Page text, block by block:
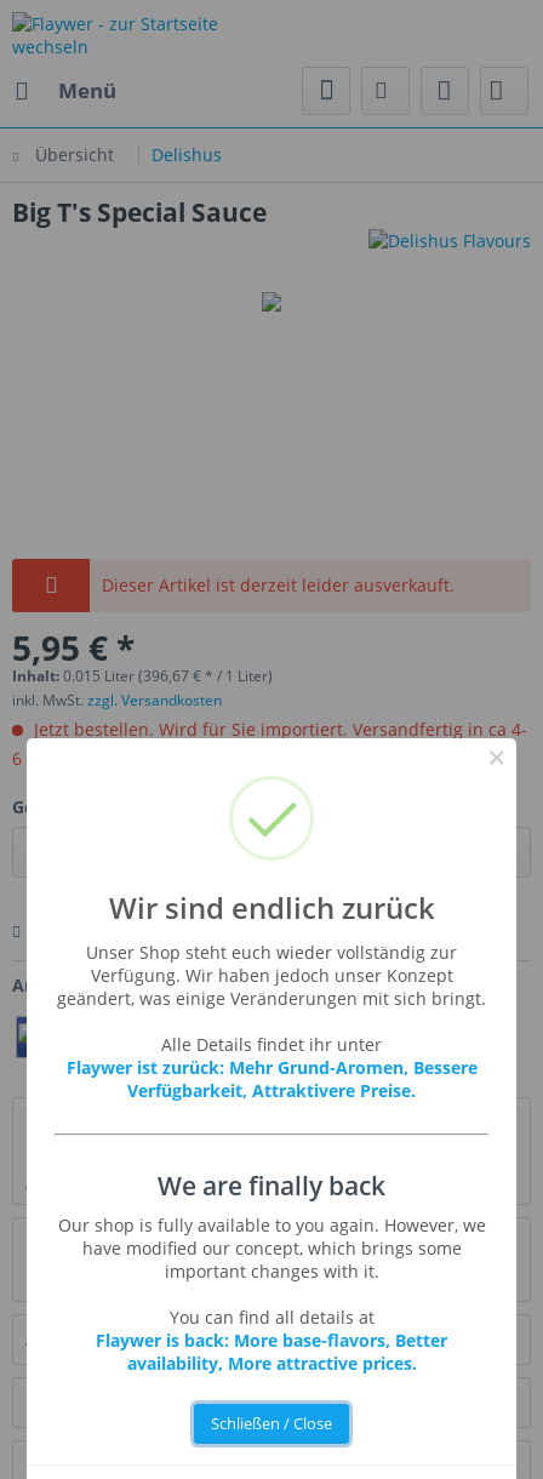
Menü
Übersicht Delishus
Big T's Special Sauce
Dieser Artikel ist derzeit leider ausverkauft.
5,95 € *
Inhalt:0.015 Liter (396,67 € * / 1 Liter)
inkl. MwSt. zzgl. Versandkosten
Jetzt bestellen. Wird für Sie importiert. Versandfertig in ca 4-
6 Wochen.
Gebinde:
Artikel-Nr.: DF-BIGTSPSA
Twittern Pin It
ganzen Tag über Lust auf mehr.mehr
Bewertungen
0
Bewertungen lesen, schreiben und diskutieren...
Ähnliche Artikel
Kunden kauften auch
×
Wir sind endlich zurück
Unser Shop steht euch wieder vollständig zur
Verfügung. Wir haben jedoch unser Konzept
geändert, was einige Veränderungen mit sich bringt.
Alle Details findet ihr unter
Flaywer ist zurück: Mehr Grund-Aromen, Bessere
Verfügbarkeit, Attraktivere Preise.
We are finally back
Our shop is fully available to you again. However, we
have modified our concept, which brings some
important changes with it.
You can find all details at
Flaywer is back: More base-flavors, Better
availability, More attractive prices.
Schließen / Close